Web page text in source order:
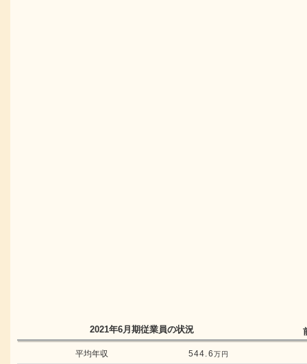
2021年6月期従業員の状況
平均年収 544.6万円